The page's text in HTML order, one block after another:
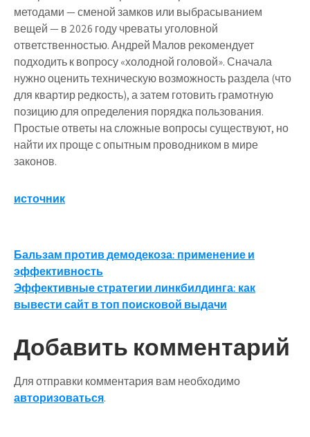
методами — сменой замков или выбрасыванием
вещей — в 2026 году чреваты уголовной
ответственностью. Андрей Малов рекомендует
подходить к вопросу «холодной головой». Сначала
нужно оценить техническую возможность раздела (что
для квартир редкость), а затем готовить грамотную
позицию для определения порядка пользования.
Простые ответы на сложные вопросы существуют, но
найти их проще с опытным проводником в мире
законов.
источник
Навигация
по
записям
Бальзам против демодекоза: применение и
эффективность
Эффективные стратегии линкбилдинга: как
вывести сайт в топ поисковой выдачи
Добавить комментарий
Для отправки комментария вам необходимо
авторизоваться.